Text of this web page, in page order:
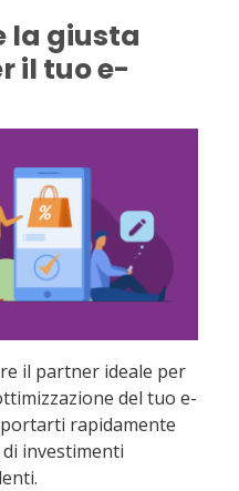
la giusta
il tuo e-
il partner ideale per
del tuo e-
rapidamente
investimenti